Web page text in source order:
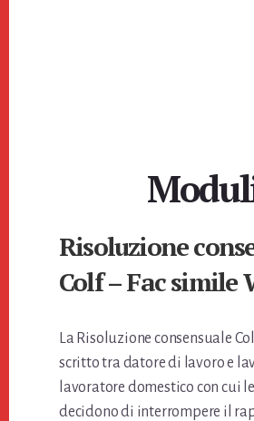
Risoluzione
Colf​ – Fac simile
La Risoluzione consensuale
scritto tra datore di lavoro e
lavoratore domestico con cui
decidono di interrompere il